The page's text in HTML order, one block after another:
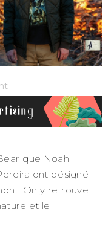
–
que Noah
ont désigné
On y retrouve
et le